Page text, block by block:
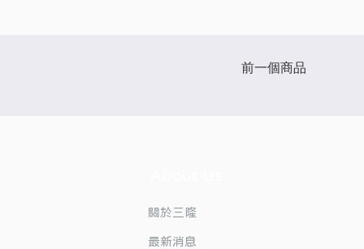
前一個商品
​關於三隆
最新消息